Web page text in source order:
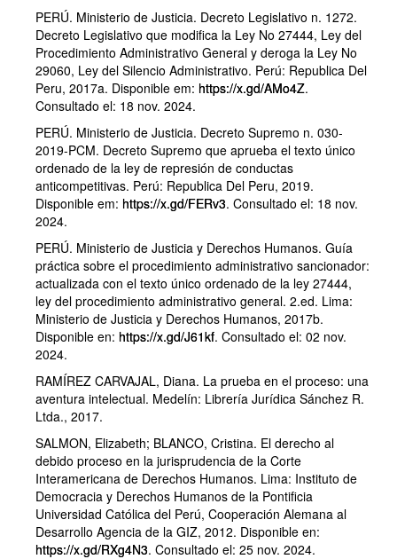
PERÚ. Ministerio de Justicia. Decreto Legislativo n. 1272.
Decreto Legislativo que modifica la Ley No 27444, Ley del
Procedimiento Administrativo General y deroga la Ley No
29060, Ley del Silencio Administrativo. Perú: Republica Del
Peru, 2017a. Disponible em: https://x.gd/AMo4Z.
Consultado el: 18 nov. 2024.
PERÚ. Ministerio de Justicia. Decreto Supremo n. 030-
2019-PCM. Decreto Supremo que aprueba el texto único
ordenado de la ley de represión de conductas
anticompetitivas. Perú: Republica Del Peru, 2019.
Disponible em: https://x.gd/FERv3. Consultado el: 18 nov.
2024.
PERÚ. Ministerio de Justicia y Derechos Humanos. Guía
práctica sobre el procedimiento administrativo sancionador:
actualizada con el texto único ordenado de la ley 27444,
ley del procedimiento administrativo general. 2.ed. Lima:
Ministerio de Justicia y Derechos Humanos, 2017b.
Disponible en: https://x.gd/J61kf. Consultado el: 02 nov.
2024.
RAMÍREZ CARVAJAL, Diana. La prueba en el proceso: una
aventura intelectual. Medelín: Librería Jurídica Sánchez R.
Ltda., 2017.
SALMON, Elizabeth; BLANCO, Cristina. El derecho al
debido proceso en la jurisprudencia de la Corte
Interamericana de Derechos Humanos. Lima: Instituto de
Democracia y Derechos Humanos de la Pontificia
Universidad Católica del Perú, Cooperación Alemana al
Desarrollo Agencia de la GIZ, 2012. Disponible en:
https://x.gd/RXg4N3. Consultado el: 25 nov. 2024.